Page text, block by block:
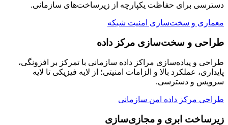
دسترسی برای حفاظت یکپارچه از زیرساخت‌های سازمانی.
معماری و سخت‌سازی امنیت شبکه
طراحی و سخت‌سازی مرکز داده
طراحی و پیاده‌سازی مراکز داده سازمانی با تمرکز بر افزونگی،
پایداری، عملکرد بالا و الزامات امنیتی؛ از لایه فیزیکی تا لایه
سرویس و دسترسی.
طراحی مرکز داده امن سازمانی
زیرساخت ابری و مجازی‌سازی